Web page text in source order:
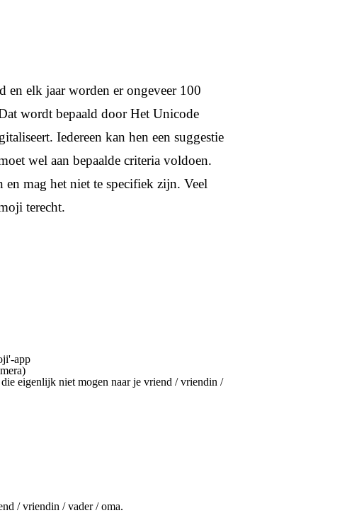
elk jaar worden er ongeveer 100
wordt bepaald door Het Unicode
Iedereen kan hen een suggestie
wel aan bepaalde criteria voldoen.
mag het niet te specifiek zijn. Veel
terecht.
app
eigenlijk niet mogen naar je vriend / vriendin /
/ vriendin / vader / oma.